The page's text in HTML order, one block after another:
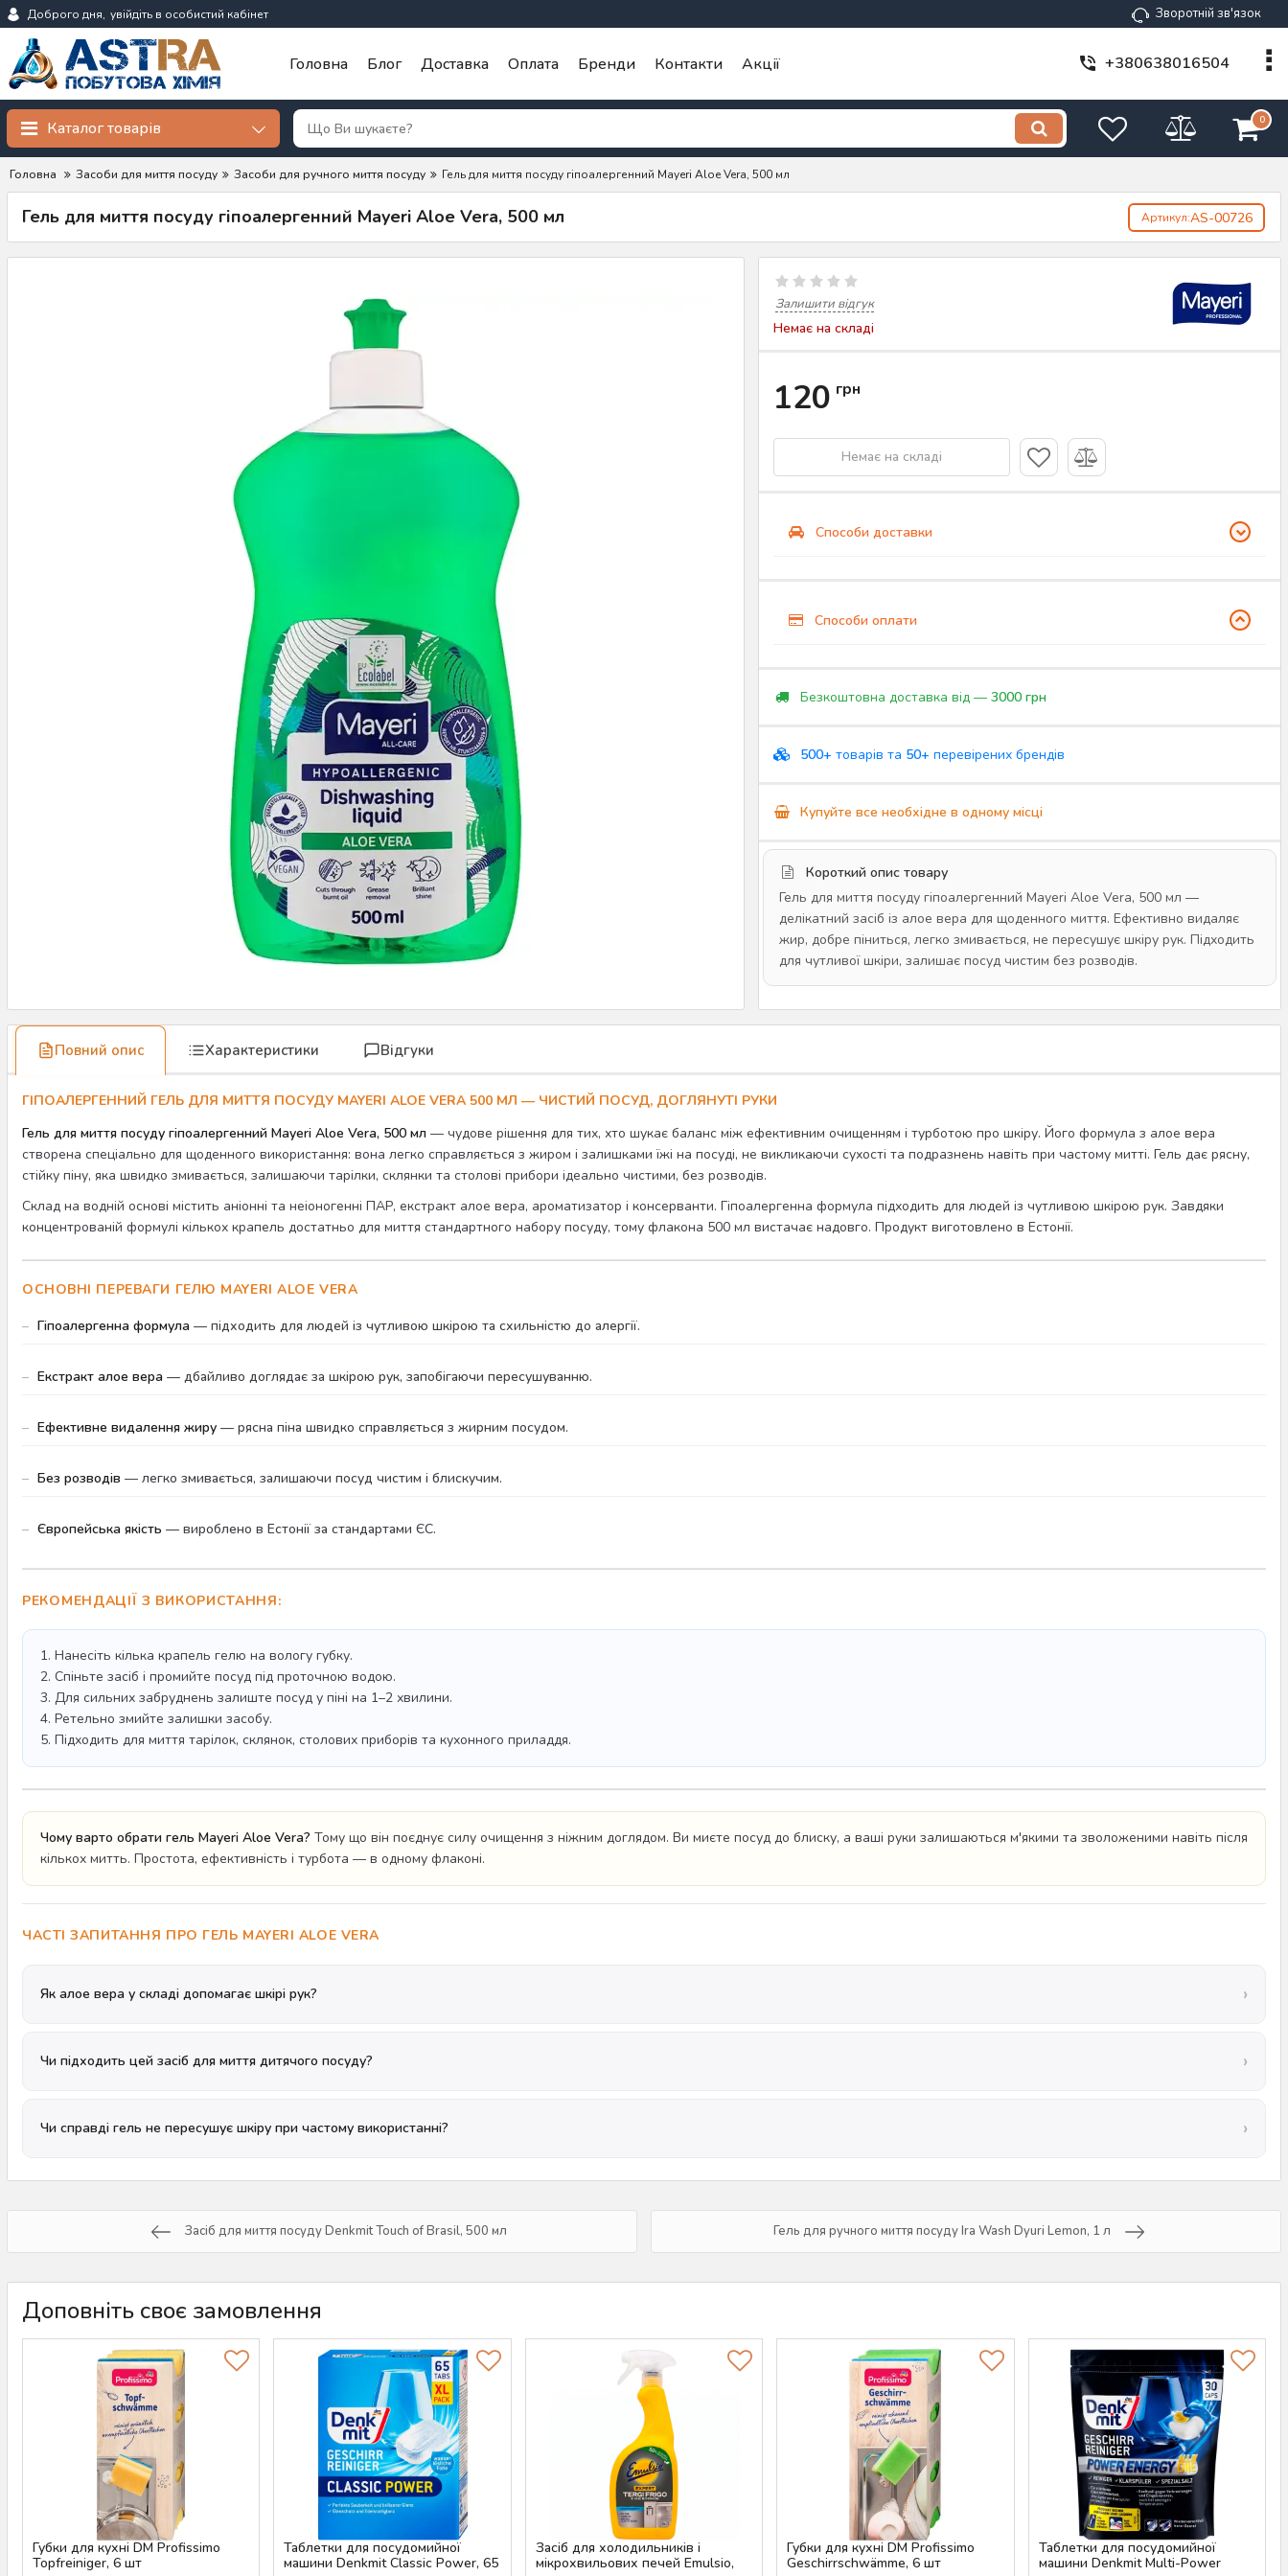
Доброго дня, увійдіть в особистий кабінет Зворотній зв'язок
Головна Блог Доставка Оплата Бренди Контакти Акції +380638016504
Каталог товарів 0
Головна Засоби для миття посуду Засоби для ручного миття посуду Гель для миття посуду гіпоалергенний Mayeri Aloe Vera, 500 мл
Гель для миття посуду гіпоалергенний Mayeri Aloe Vera, 500 мл Артикул:AS-00726
Залишити відгук
Немає на складі
120 грн
Немає на складі
Способи доставки
Способи оплати
Безкоштовна доставка від — 3000 грн
500+ товарів та 50+ перевірених брендів
Купуйте все необхідне в одному місці
Короткий опис товару
Гель для миття посуду гіпоалергенний Mayeri Aloe Vera, 500 мл —
делікатний засіб із алое вера для щоденного миття. Ефективно видаляє
жир, добре піниться, легко змивається, не пересушує шкіру рук. Підходить
для чутливої шкіри, залишає посуд чистим без розводів.
Повний опис Характеристики Відгуки
ГІПОАЛЕРГЕННИЙ ГЕЛЬ ДЛЯ МИТТЯ ПОСУДУ MAYERI ALOE VERA 500 МЛ — ЧИСТИЙ ПОСУД, ДОГЛЯНУТІ РУКИ
Гель для миття посуду гіпоалергенний Mayeri Aloe Vera, 500 мл — чудове рішення для тих, хто шукає баланс між ефективним очищенням і турботою про шкіру. Його формула з алое вера
створена спеціально для щоденного використання: вона легко справляється з жиром і залишками їжі на посуді, не викликаючи сухості та подразнень навіть при частому митті. Гель дає рясну,
стійку піну, яка швидко змивається, залишаючи тарілки, склянки та столові прибори ідеально чистими, без розводів.
Склад на водній основі містить аніонні та неіоногенні ПАР, екстракт алое вера, ароматизатор і консерванти. Гіпоалергенна формула підходить для людей із чутливою шкірою рук. Завдяки
концентрованій формулі кількох крапель достатньо для миття стандартного набору посуду, тому флакона 500 мл вистачає надовго. Продукт виготовлено в Естонії.
ОСНОВНІ ПЕРЕВАГИ ГЕЛЮ MAYERI ALOE VERA
Гіпоалергенна формула — підходить для людей із чутливою шкірою та схильністю до алергії.
Екстракт алое вера — дбайливо доглядає за шкірою рук, запобігаючи пересушуванню.
Ефективне видалення жиру — рясна піна швидко справляється з жирним посудом.
Без розводів — легко змивається, залишаючи посуд чистим і блискучим.
Європейська якість — вироблено в Естонії за стандартами ЄС.
РЕКОМЕНДАЦІЇ З ВИКОРИСТАННЯ:
1. Нанесіть кілька крапель гелю на вологу губку.
2. Спіньте засіб і промийте посуд під проточною водою.
3. Для сильних забруднень залиште посуд у піні на 1–2 хвилини.
4. Ретельно змийте залишки засобу.
5. Підходить для миття тарілок, склянок, столових приборів та кухонного приладдя.
Чому варто обрати гель Mayeri Aloe Vera? Тому що він поєднує силу очищення з ніжним доглядом. Ви миєте посуд до блиску, а ваші руки залишаються м'якими та зволоженими навіть після
кількох митть. Простота, ефективність і турбота — в одному флаконі.
ЧАСТІ ЗАПИТАННЯ ПРО ГЕЛЬ MAYERI ALOE VERA
Як алое вера у складі допомагає шкірі рук?
Чи підходить цей засіб для миття дитячого посуду?
Чи справді гель не пересушує шкіру при частому використанні?
Засіб для миття посуду Denkmit Touch of Brasil, 500 мл Гель для ручного миття посуду Ira Wash Dyuri Lemon, 1 л
Доповніть своє замовлення
Губки для кухні DM Profissimo
Topfreiniger, 6 шт
Таблетки для посудомийної
машини Denkmit Classic Power, 65
Засіб для холодильників і
мікрохвильових печей Emulsio,
Губки для кухні DM Profissimo
Geschirrschwämme, 6 шт
Таблетки для посудомийної
машини Denkmit Multi-Power